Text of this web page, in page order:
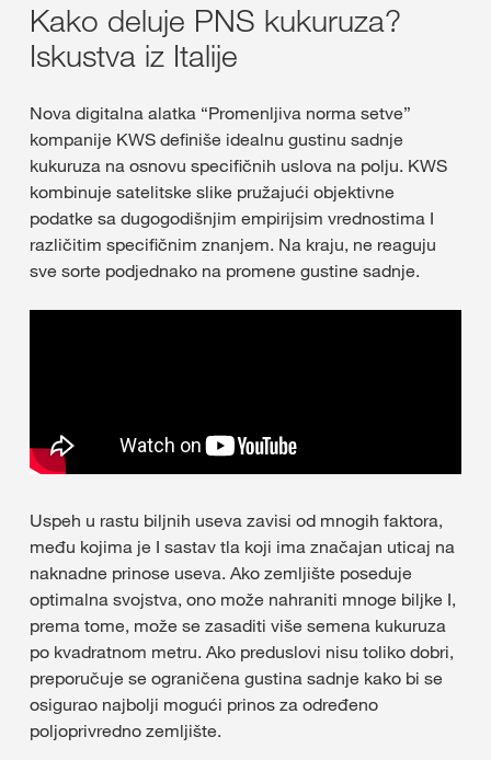
Kako deluje PNS kukuruza?
Iskustva iz Italije
Nova digitalna alatka “Promenljiva norma setve”
kompanije KWS definiše idealnu gustinu sadnje
kukuruza na osnovu specifičnih uslova na polju. KWS
kombinuje satelitske slike pružajući objektivne
podatke sa dugogodišnjim empirijsim vrednostima I
različitim specifičnim znanjem. Na kraju, ne reaguju
sve sorte podjednako na promene gustine sadnje.
Uspeh u rastu biljnih useva zavisi od mnogih faktora,
među kojima je I sastav tla koji ima značajan uticaj na
naknadne prinose useva. Ako zemljište poseduje
optimalna svojstva, ono može nahraniti mnoge biljke I,
prema tome, može se zasaditi više semena kukuruza
po kvadratnom metru. Ako preduslovi nisu toliko dobri,
preporučuje se ograničena gustina sadnje kako bi se
osigurao najbolji mogući prinos za određeno
poljoprivredno zemljište.